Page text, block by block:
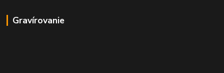
Gravírovanie